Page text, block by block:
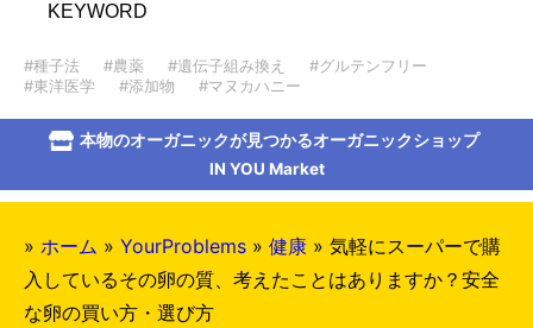
KEYWORD
#種子法 #農薬 #遺伝子組み換え
#グルテンフリー
#東洋医学
#添加物 #マヌカハニー
本物のオーガニックが見つかるオーガニックショップ
IN YOU Market
» ホーム » YourProblems » 健康 » 気軽にスーパーで購
入しているその卵の質、考えたことはありますか？安全
な卵の買い方・選び方